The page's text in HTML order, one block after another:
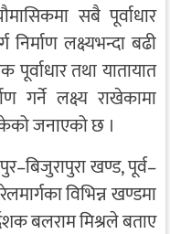
सबै पूर्वाधार
निर्माण लक्ष्यभन्दा बढी
तथा यातायात
गर्ने लक्ष्य राखेकामा
जनाएको छ ।
खण्ड, पूर्व–
विभिन्न खण्डमा
बलराम मिश्रले बताए